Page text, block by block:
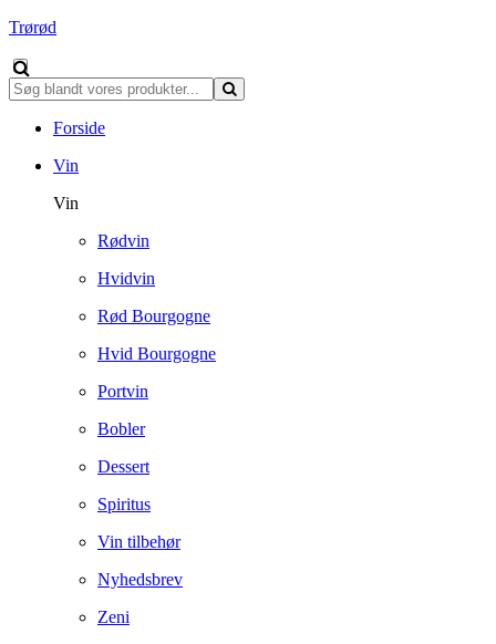
Trørød
Forside
Vin
Vin
Rødvin
Hvidvin
Rød Bourgogne
Hvid Bourgogne
Portvin
Bobler
Dessert
Spiritus
Vin tilbehør
Nyhedsbrev
Zeni